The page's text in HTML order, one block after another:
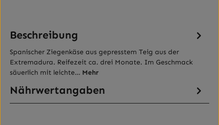
Beschreibung
Spanischer Ziegenkäse aus gepresstem Teig aus der
Extremadura. Reifezeit ca. drei Monate. Im Geschmack
säuerlich mit leichte… Mehr
Nährwertangaben